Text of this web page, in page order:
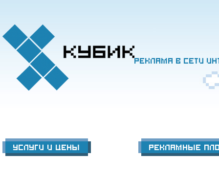
Реклама в сети
Услуги и цены Рекламные